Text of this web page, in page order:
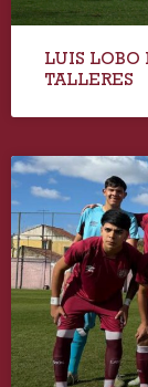
LUIS LOBO
TALLERES